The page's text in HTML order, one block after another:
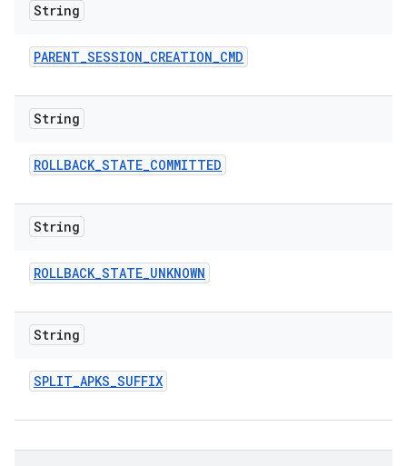
String
PARENT_SESSION_CREATION_CMD
String
ROLLBACK_STATE_COMMITTED
String
ROLLBACK_STATE_UNKNOWN
String
SPLIT_APKS_SUFFIX